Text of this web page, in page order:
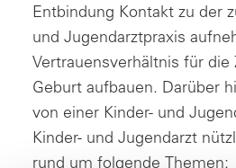
Entbindung Kontakt zu der
und Jugendarztpraxis
Vertrauensverhältnis für die
Geburt aufbauen. Darüber
von einer Kinder- und
Kinder- und Jugendarzt
rund um folgende Themen: